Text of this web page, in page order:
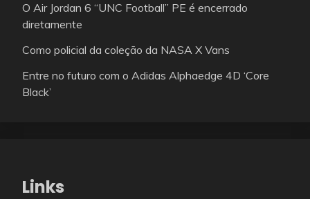
O Air Jordan 6 “UNC Football” PE é encerrado
diretamente
Como policial da coleção da NASA X Vans
Entre no futuro com o Adidas Alphaedge 4D ‘Core
Black’
Links